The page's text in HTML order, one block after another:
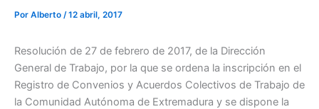
Por Alberto /12 abril, 2017
Resolución de 27 de febrero de 2017, de la Dirección
General de Trabajo, por la que se ordena la inscripción en el
Registro de Convenios y Acuerdos Colectivos de Trabajo de
la Comunidad Autónoma de Extremadura y se dispone la